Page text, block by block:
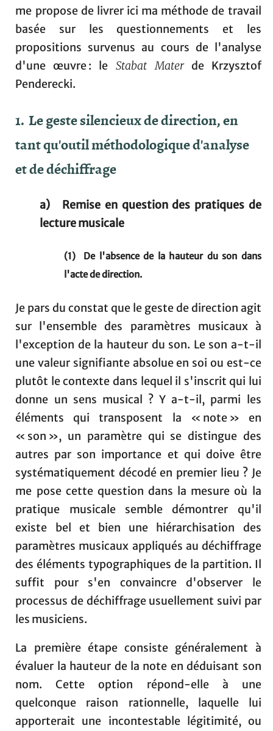
me propose de livrer ici ma méthode de travail
basée sur les questionnements et les
propositions survenus au cours de l'analyse
d'une œuvre : le Stabat Materde Krzysztof
Penderecki.
1. Le geste silencieux de direction, en
tant qu'outil méthodologique d'analyse
et de déchiffrage
a) Remise en question des pratiques de
lecture musicale
(1) De l'absence de la hauteur du son dans
l'acte de direction.
Je pars du constat que le geste de direction agit
sur l'ensemble des paramètres musicaux à
l'exception de la hauteur du son. Le son a-t-il
une valeur signifiante absolue en soi ou est-ce
plutôt le contexte dans lequel il s'inscrit qui lui
donne un sens musical ? Y a-t-il, parmi les
éléments qui transposent la « note » en
« son », un paramètre qui se distingue des
autres par son importance et qui doive être
systématiquement décodé en premier lieu ? Je
me pose cette question dans la mesure où la
pratique musicale semble démontrer qu'il
existe bel et bien une hiérarchisation des
paramètres musicaux appliqués au déchiffrage
des éléments typographiques de la partition. Il
suffit pour s'en convaincre d'observer le
processus de déchiffrage usuellement suivi par
les musiciens.
La première étape consiste généralement à
évaluer la hauteur de la note en déduisant son
nom. Cette option répond-elle à une
quelconque raison rationnelle, laquelle lui
apporterait une incontestable légitimité, ou